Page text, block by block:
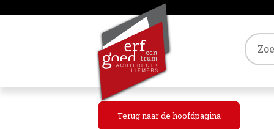
Terug naar de hoofdpagina